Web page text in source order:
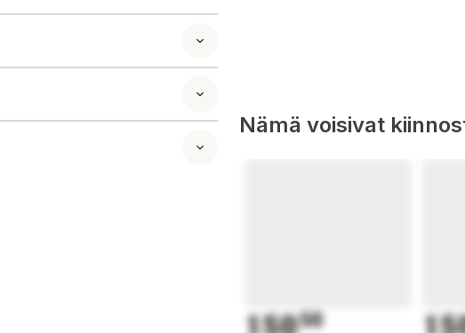
Nämä voisivat
15050